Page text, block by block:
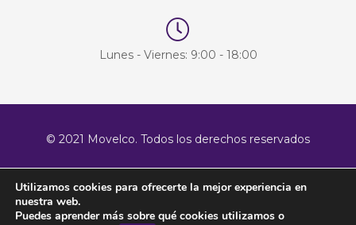
Lunes - Viernes: 9:00 - 18:00
© 2021 Movelco. Todos los derechos reservados
Utilizamos cookies para ofrecerte la mejor experiencia en
nuestra web.
Puedes aprender más sobre qué cookies utilizamos o